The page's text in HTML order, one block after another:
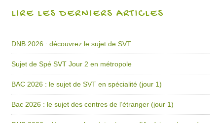
LIRE LES DERNIERS ARTICLES
DNB 2026 : découvrez le sujet de SVT
Sujet de Spé SVT Jour 2 en métropole
BAC 2026 : le sujet de SVT en spécialité (jour 1)
Bac 2026 : le sujet des centres de l’étranger (jour 1)